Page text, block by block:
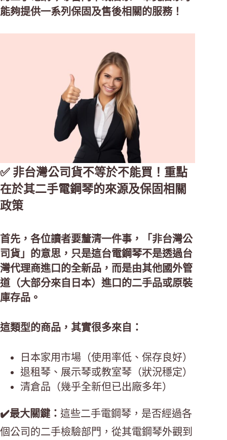
能夠提供一系列保固及售後相關的服務！
✅ 非台灣公司貨不等於不能買！重點
在於其二手電鋼琴的來源及保固相關
政策
首先，各位讀者要釐清一件事，「非台灣公
司貨」的意思，只是這台電鋼琴不是透過台
灣代理商進口的全新品，而是由其他國外管
道（大部分來自日本）進口的二手品或原裝
庫存品。
這類型的商品，其實很多來自：
日本家用市場（使用率低、保存良好）
退租琴、展示琴或教室琴（狀況穩定）
清倉品（幾乎全新但已出廠多年）
✔️最大關鍵： 這些二手電鋼琴，是否經過各
個公司的二手檢驗部門，從其電鋼琴外觀到